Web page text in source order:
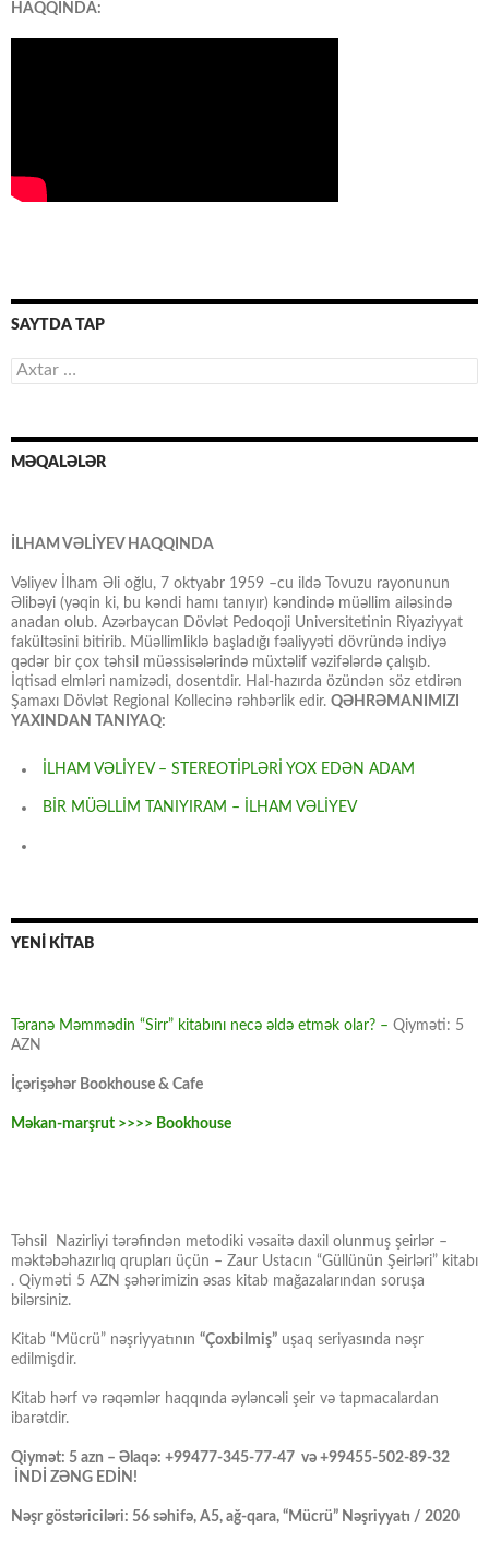
HAQQINDA:
SAYTDA TAP
Axtarış:
MƏQALƏLƏR
İLHAM VƏLİYEV HAQQINDA
Vəliyev İlham Əli oğlu, 7 oktyabr 1959 –cu ildə Tovuzu rayonunun
Əlibəyi (yəqin ki, bu kəndi hamı tanıyır) kəndində müəllim ailəsində
anadan olub. Azərbaycan Dövlət Pedoqoji Universitetinin Riyaziyyat
fakültəsini bitirib. Müəllimliklə başladığı fəaliyyəti dövründə indiyə
qədər bir çox təhsil müəssisələrində müxtəlif vəzifələrdə çalışıb.
İqtisad elmləri namizədi, dosentdir. Hal-hazırda özündən söz etdirən
Şamaxı Dövlət Regional Kollecinə rəhbərlik edir. QƏHRƏMANIMIZI
YAXINDAN TANIYAQ:
İLHAM VƏLİYEV – STEREOTİPLƏRİ YOX EDƏN ADAM
BİR MÜƏLLİM TANIYIRAM – İLHAM VƏLİYEV
YENİ KİTAB
Təranə Məmmədin “Sirr” kitabını necə əldə etmək olar? – Qiyməti: 5
AZN
İçərişəhər Bookhouse & Cafe
Məkan-marşrut >>>> Bookhouse
Təhsil Nazirliyi tərəfindən metodiki vəsaitə daxil olunmuş şeirlər –
məktəbəhazırlıq qrupları üçün – Zaur Ustacın “Güllünün Şeirləri” kitabı
. Qiyməti 5 AZN şəhərimizin əsas kitab mağazalarından soruşa
bilərsiniz.
Kitab “Mücrü” nəşriyyatının “Çoxbilmiş” uşaq seriyasında nəşr
edilmişdir.
Kitab hərf və rəqəmlər haqqında əyləncəli şeir və tapmacalardan
ibarətdir.
Qiymət: 5 azn – Əlaqə: +99477-345-77-47 və +99455-502-89-32
İNDİ ZƏNG EDİN!
Nəşr göstəriciləri: 56 səhifə, A5, ağ-qara, “Mücrü” Nəşriyyatı / 2020